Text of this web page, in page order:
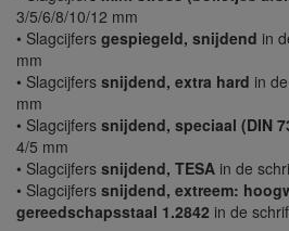
3/5/6/8/10/12 mm
• Slagcijfers gespiegeld, snijdend in
mm
• Slagcijfers snijdend, extra hard in
mm
• Slagcijfers snijdend, speciaal (DIN
4/5 mm
• Slagcijfers snijdend, TESA in de
• Slagcijfers snijdend, extreem:
gereedschapsstaal 1.2842 in de